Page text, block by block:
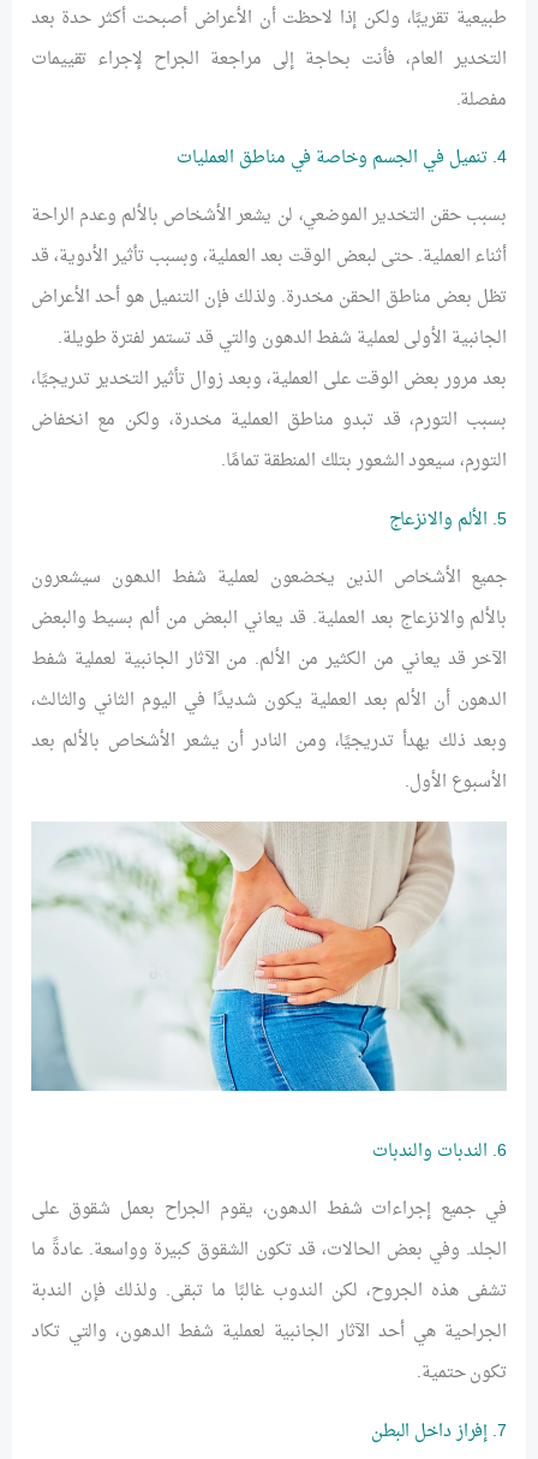
طبيعية تقريبًا، ولكن إذا لاحظت أن الأعراض أصبحت أكثر حدة بعد
التخدير العام، فأنت بحاجة إلى مراجعة الجراح لإجراء تقييمات
مفصلة.
4. تنميل في الجسم وخاصة في مناطق العمليات
بسبب حقن التخدير الموضعي، لن يشعر الأشخاص بالألم وعدم الراحة
أثناء العملية. حتى لبعض الوقت بعد العملية، وبسبب تأثير الأدوية، قد
تظل بعض مناطق الحقن مخدرة. ولذلك فإن التنميل هو أحد الأعراض
الجانبية الأولى لعملية شفط الدهون والتي قد تستمر لفترة طويلة.
بعد مرور بعض الوقت على العملية، وبعد زوال تأثير التخدير تدريجيًا،
بسبب التورم، قد تبدو مناطق العملية مخدرة، ولكن مع انخفاض
التورم، سيعود الشعور بتلك المنطقة تمامًا.
5. الألم والانزعاج
جميع الأشخاص الذين يخضعون لعملية شفط الدهون سيشعرون
بالألم والانزعاج بعد العملية. قد يعاني البعض من ألم بسيط والبعض
الآخر قد يعاني من الكثير من الألم. من الآثار الجانبية لعملية شفط
الدهون أن الألم بعد العملية يكون شديدًا في اليوم الثاني والثالث،
وبعد ذلك يهدأ تدريجيًا، ومن النادر أن يشعر الأشخاص بالألم بعد
الأسبوع الأول.
6. الندبات والندبات
في جميع إجراءات شفط الدهون، يقوم الجراح بعمل شقوق على
الجلد. وفي بعض الحالات، قد تكون الشقوق كبيرة وواسعة. عادةً ما
تشفى هذه الجروح، لكن الندوب غالبًا ما تبقى. ولذلك فإن الندبة
الجراحية هي أحد الآثار الجانبية لعملية شفط الدهون، والتي تكاد
تكون حتمية.
7. إفراز داخل البطن